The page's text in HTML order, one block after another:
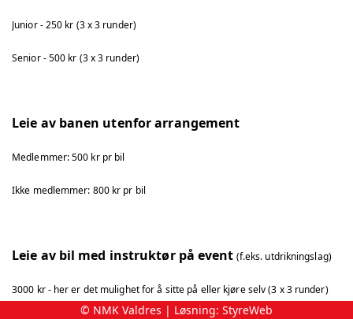
Junior - 250 kr (3 x 3 runder)
Senior - 500 kr (3 x 3 runder)
Leie av banen utenfor arrangement
Medlemmer: 500 kr pr bil
Ikke medlemmer: 800 kr pr bil
Leie av bil med instruktør på event (f.eks. utdrikningslag)
3000 kr - her er det mulighet for å sitte på eller kjøre selv (3 x 3 runder)
© NMK Valdres | Løsning: StyreWeb